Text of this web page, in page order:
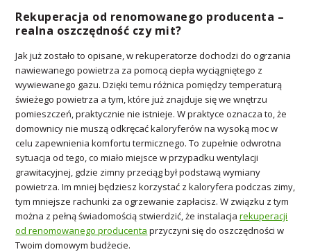
Rekuperacja od renomowanego producenta –
realna oszczędność czy mit?
Jak już zostało to opisane, w rekuperatorze dochodzi do ogrzania
nawiewanego powietrza za pomocą ciepła wyciągniętego z
wywiewanego gazu. Dzięki temu różnica pomiędzy temperaturą
świeżego powietrza a tym, które już znajduje się we wnętrzu
pomieszczeń, praktycznie nie istnieje. W praktyce oznacza to, że
domownicy nie muszą odkręcać kaloryferów na wysoką moc w
celu zapewnienia komfortu termicznego. To zupełnie odwrotna
sytuacja od tego, co miało miejsce w przypadku wentylacji
grawitacyjnej, gdzie zimny przeciąg był podstawą wymiany
powietrza. Im mniej będziesz korzystać z kaloryfera podczas zimy,
tym mniejsze rachunki za ogrzewanie zapłacisz. W związku z tym
można z pełną świadomością stwierdzić, że instalacjarekuperacji
od renomowanego producenta przyczyni się do oszczędności w
Twoim domowym budżecie.